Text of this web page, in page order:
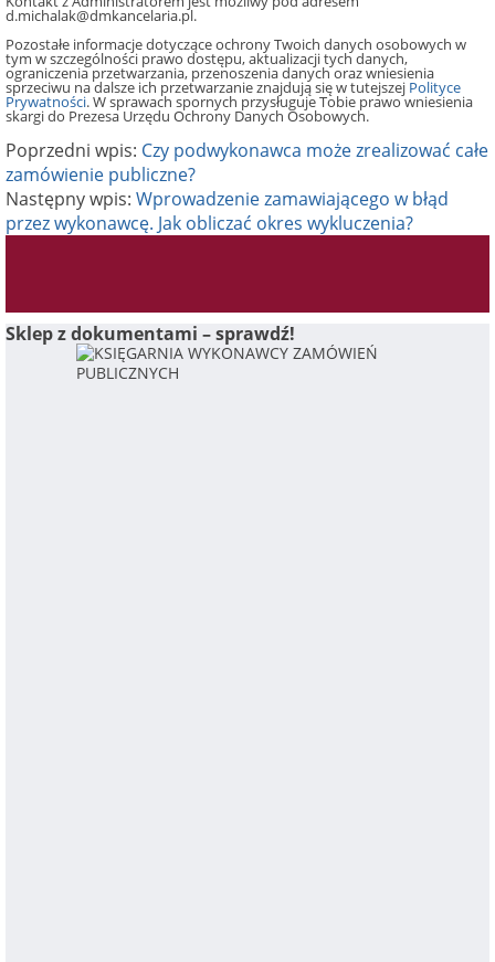
d.michalak@dmkancelaria.pl.
Pozostałe informacje dotyczące ochrony Twoich danych osobowych w
tym w szczególności prawo dostępu, aktualizacji tych danych,
ograniczenia przetwarzania, przenoszenia danych oraz wniesienia
sprzeciwu na dalsze ich przetwarzanie znajdują się w tutejszej Polityce
Prywatności. W sprawach spornych przysługuje Tobie prawo wniesienia
skargi do Prezesa Urzędu Ochrony Danych Osobowych.
Poprzedni wpis: Czy podwykonawca może zrealizować całe
zamówienie publiczne?
Następny wpis: Wprowadzenie zamawiającego w błąd
przez wykonawcę. Jak obliczać okres wykluczenia?
Sklep z dokumentami – sprawdź!